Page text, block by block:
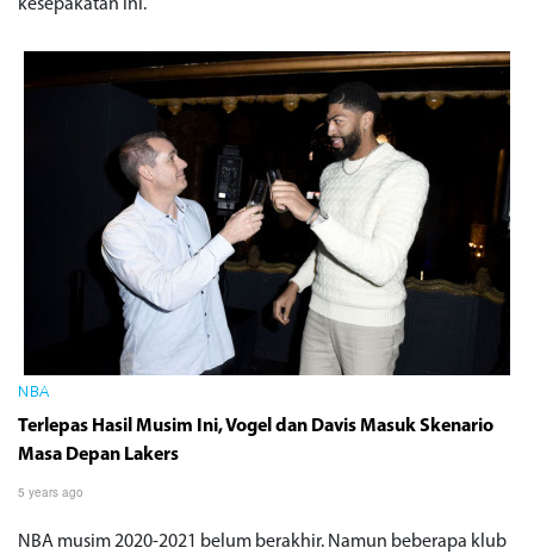
kesepakatan ini.
NBA
Terlepas Hasil Musim Ini, Vogel dan Davis Masuk Skenario
Masa Depan Lakers
5 years ago
NBA musim 2020-2021 belum berakhir. Namun beberapa klub